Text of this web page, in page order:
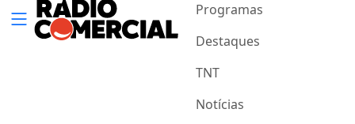
Programas
Destaques
TNT
Notícias